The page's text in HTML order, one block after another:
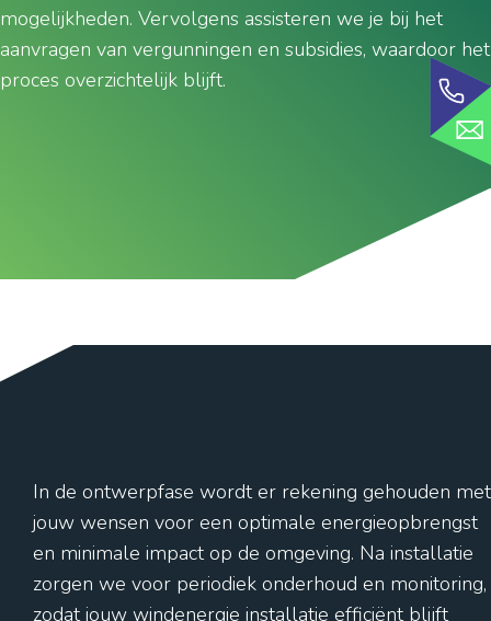
mogelijkheden. Vervolgens assisteren we je bij het
aanvragen van vergunningen en subsidies, waardoor het
proces overzichtelijk blijft.
In de ontwerpfase wordt er rekening gehouden met
jouw wensen voor een optimale energieopbrengst
en minimale impact op de omgeving. Na installatie
zorgen we voor periodiek onderhoud en monitoring,
zodat jouw windenergie installatie efficiënt blijft